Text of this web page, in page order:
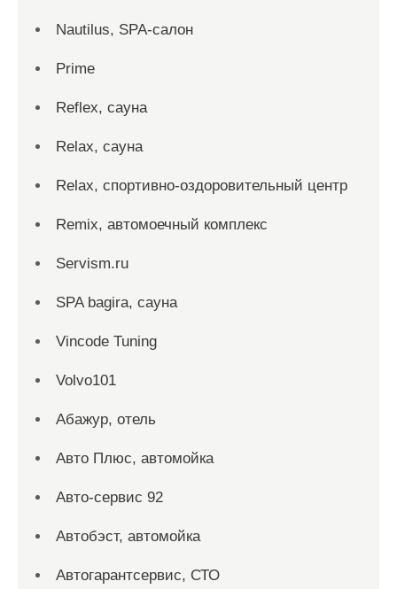
Nautilus, SPA-салон
Prime
Reflex, сауна
Relax, сауна
Relax, спортивно-оздоровительный центр
Remix, автомоечный комплекс
Servism.ru
SPA bagira, сауна
Vincode Tuning
Volvo101
Абажур, отель
Авто Плюс, автомойка
Авто-сервис 92
Автобэст, автомойка
Автогарантсервис, СТО